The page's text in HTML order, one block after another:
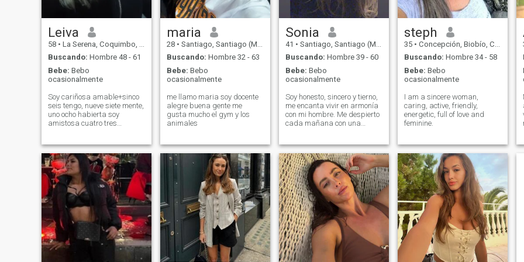
una mujer de palabra ,
trabajadora, honesta y con
la verdad ,siempre por
delante ,cariñosa ,atenta
,preocupada . Sí ,es una
persona que piense y quiere
lo mismo ,contáctenme, no
quiero perder mi tiempo
valioso ni mis palabras ...o.k
Leiva
58 • La Serena, Coquimbo, Chile
Buscando: Hombre 48 - 61
Bebe: Bebo
ocasionalmente
Soy cariñosa amable+sinco
seis tengo, nueve siete mente,
uno ocho habierta soy
amistosa cuatro tres
fidelidad de amigos pareja o
utro me gustan los animales
en especial caballos gato y
perros pequeños
preferiblemente. Me gusta
disfrutar del espacio en
silencio, como también me
gusta escuchar música
melodías suaves romántico y
algunas no tan romántico
que se puedan bailar 😃 soy
católica me gusta asistir a
maria
28 • Santiago, Santiago (Metro), Chile
Buscando: Hombre 32 - 63
Bebe: Bebo
ocasionalmente
me llamo maria soy docente
alegre buena gente me
gusta mucho el gym y los
animales
Sonia
41 • Santiago, Santiago (Metro), Chile
Buscando: Hombre 39 - 60
Bebe: Bebo
ocasionalmente
Soy honesto, sincero y tierno,
me encanta vivir en armonía
con mi hombre. Me despierto
cada mañana con una
Quiero darle calidez
emocional, consuelo y
comprensión mutua a mi
hombre. Mi objetivo es
construir una familia y ser
una mujer cariñosa y
amorosa.
steph
35 • Concepción, Biobío, Chile
Buscando: Hombre 34 - 58
Bebe: Bebo
ocasionalmente
I am a sincere woman,
caring, active, friendly,
energetic, full of love and
feminine.